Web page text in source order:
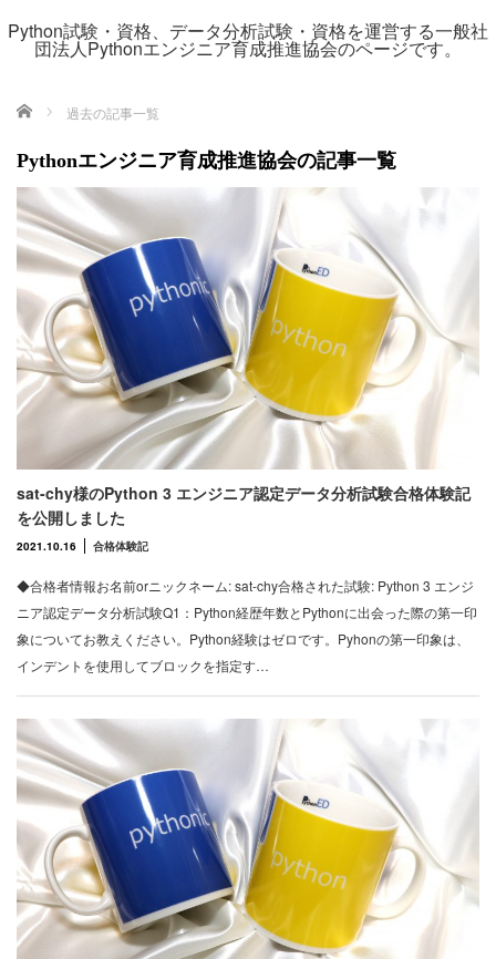
Python試験・資格、データ分析試験・資格を運営する一般社
団法人Pythonエンジニア育成推進協会のページです。
ホーム 過去の記事一覧
Pythonエンジニア育成推進協会の記事一覧
sat-chy様のPython 3 エンジニア認定データ分析試験合格体験記
を公開しました
2021.10.16 合格体験記
◆合格者情報お名前orニックネーム: sat-chy合格された試験: Python 3 エンジ
ニア認定データ分析試験Q1：Python経歴年数とPythonに出会った際の第一印
象についてお教えください。Python経験はゼロです。Pyhonの第一印象は、
インデントを使用してブロックを指定す…